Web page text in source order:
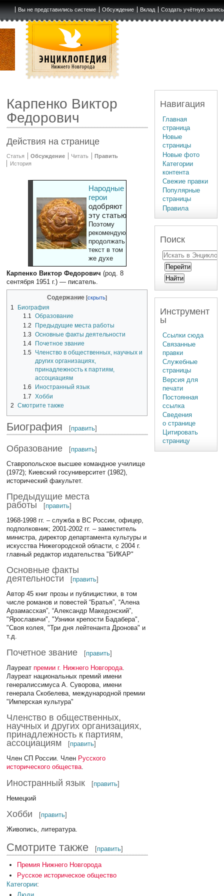
Вы не представились системе Обсуждение Вклад Создать учётную запись
Карпенко Виктор
Федорович
Действия на странице
Статья Обсуждение Читать
Править
История
Народные
герои
одобряют
эту статью
Поэтому
рекомендуют
продолжать
текст в том
же духе
Карпенко Виктор Федорович (род. 8
сентября 1951 г.) — писатель.
Содержание
1
Биография
1.1 Образование
1.2
Предыдущие места работы
1.3 Основные факты деятельности
1.4
Почетное звание
1.5 Членство в общественных, научных и
других организациях,
принадлежность к партиям,
ассоциациям
1.6
Иностранный язык
1.7 Хобби
2
Смотрите также
Биография [править]
Образование [править]
Ставропольское высшее командное училище
(1972); Киевский госуниверситет (1982),
исторический факультет.
Предыдущие места
работы
[править]
1968-1998 гг. – служба в ВС России, офицер,
подполковник; 2001-2002 гг. – заместитель
министра, директор департамента культуры и
искусства Нижегородской области, с 2004 г.
главный редактор издательства "БИКАР"
Основные факты
деятельности
[править]
Автор 45 книг прозы и публицистики, в том
числе романов и повестей “Братья”, “Алена
Арзамасская”, “Александр Македонский”,
"Ярославичи", "Узники крепости Бадабера",
"Своя колея, "Три дня лейтенанта Дронова" и
т.д.
Почетное звание [править]
Лауреатпремии г. Нижнего Новгорода
Лауреат национальных премий имени
генералиссимуса А. Суворова, имени
генерала Скобелева, международной премии
"Имперская культура"
Членство в общественных,
научных и других организациях,
принадлежность к партиям,
ассоциациям
[править]
Член СП России. Член Русского
исторического общества.
Иностранный язык [править]
Немецкий
Хобби [править]
Живопись, литература.
Смотрите также [править]
Премия Нижнего Новгорода
Русское историческое общество
Категории:
Навигация
Главная
страница
Новые
страницы
Новые фото
Категории
контента
Свежие правки
Популярные
страницы
Правила
Поиск
Инструмент
ы
Ссылки сюда
Связанные
правки
Служебные
страницы
Версия для
печати
Постоянная
ссылка
Сведения
о странице
Цитировать
страницу